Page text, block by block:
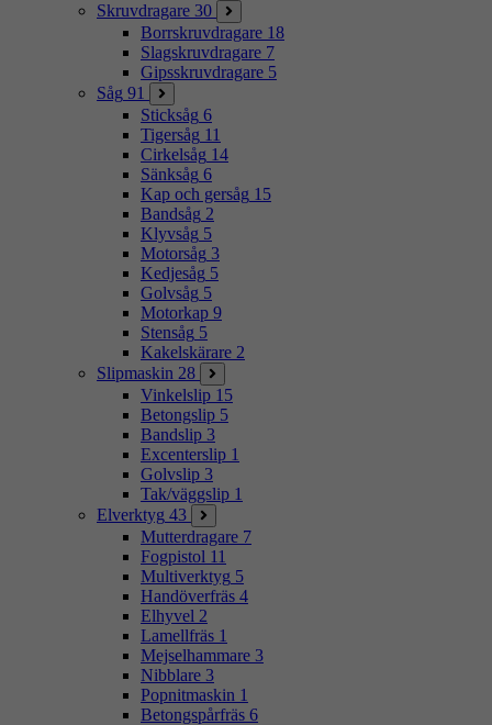
Skruvdragare 30
Borrskruvdragare 18
Slagskruvdragare 7
Gipsskruvdragare 5
Såg 91
Sticksåg 6
Tigersåg 11
Cirkelsåg 14
Sänksåg 6
Kap och gersåg 15
Bandsåg 2
Klyvsåg 5
Motorsåg 3
Kedjesåg 5
Golvsåg 5
Motorkap 9
Stensåg 5
Kakelskärare 2
Slipmaskin 28
Vinkelslip 15
Betongslip 5
Bandslip 3
Excenterslip 1
Golvslip 3
Tak/väggslip 1
Elverktyg 43
Mutterdragare 7
Fogpistol 11
Multiverktyg 5
Handöverfräs 4
Elhyvel 2
Lamellfräs 1
Mejselhammare 3
Nibblare 3
Popnitmaskin 1
Betongspårfräs 6